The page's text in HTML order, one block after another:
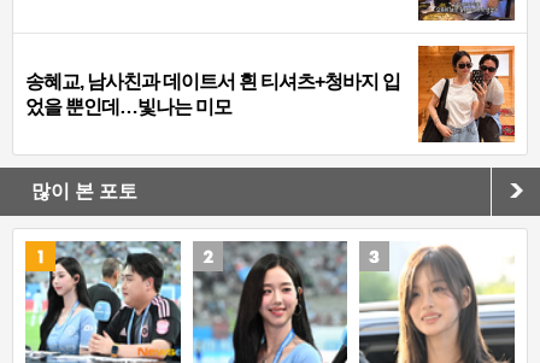
송혜교, 남사친과 데이트서 흰 티셔츠+청바지 입
었을 뿐인데…빛나는 미모
많이 본 포토